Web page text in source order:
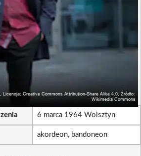
6 marca 1964 Wolsztyn
akordeon, bandoneon